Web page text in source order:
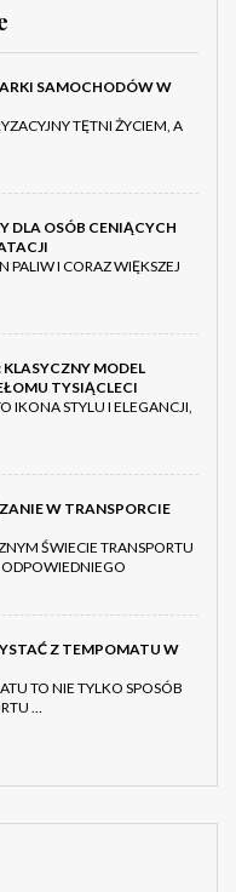
SAMOCHODÓW W
TĘTNI ŻYCIEM, A
DLA OSÓB CENIĄCYCH
PALIW I CORAZ WIĘKSZEJ
KLASYCZNY MODEL
TYSIĄCLECI
IKONA STYLU I ELEGANCJI,
W TRANSPORCIE
ŚWIECIE TRANSPORTU
Z TEMPOMATU W
TO NIE TYLKO SPOSÓB
…